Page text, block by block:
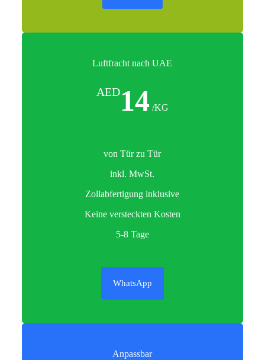
Luftfracht nach UAE
AED14 /KG
von Tür zu Tür
inkl. MwSt.
Zollabfertigung inklusive
Keine versteckten Kosten
5-8 Tage
WhatsApp
Anpassbar